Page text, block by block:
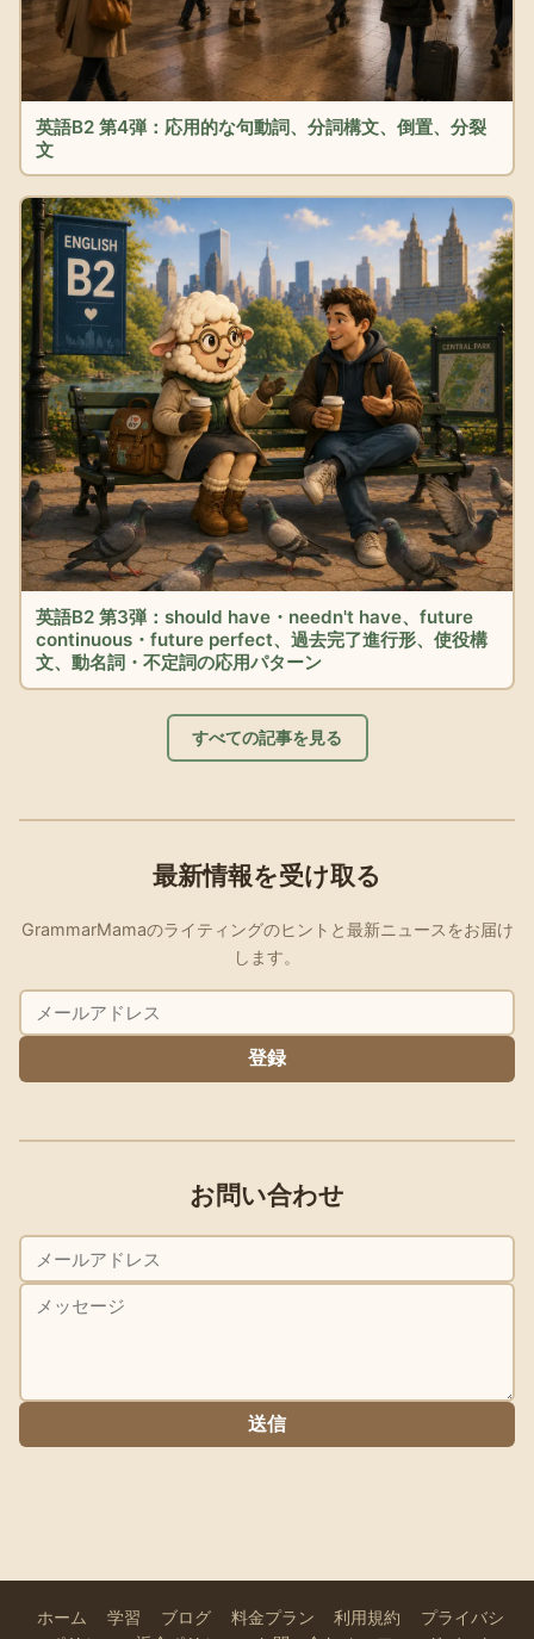
英語B2 第4弾：応用的な句動詞、分詞構文、倒置、分裂
文
英語B2 第3弾：should have・needn't have、future
continuous・future perfect、過去完了進行形、使役構
文、動名詞・不定詞の応用パターン
すべての記事を見る
最新情報を受け取る
GrammarMamaのライティングのヒントと最新ニュースをお届け
します。
登録
お問い合わせ
送信
ホーム 学習 ブログ 料金プラン 利用規約
プライバシ